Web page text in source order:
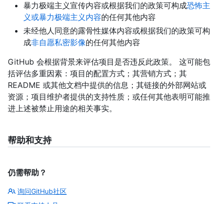
暴力极端主义宣传内容或根据我们的政策可构成恐怖主
义或暴力极端主义内容的任何其他内容
未经他人同意的露骨性媒体内容或根据我们的政策可构
成非自愿私密影像的任何其他内容
GitHub 会根据背景来评估项目是否违反此政策。 这可能包
括评估多重因素：项目的配置方式；其营销方式；其
README 或其他文档中提供的信息；其链接的外部网站或
资源；项目维护者提供的支持性质；或任何其他表明可能推
进上述被禁止用途的相关事实。
帮助和支持
仍需帮助？
询问GitHub社区